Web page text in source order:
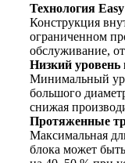
Технология
Конструкция
ограниченном
обслуживание,
Низкий
Минимальный
большого
снижая
Протяженные
Максимальная
блока может